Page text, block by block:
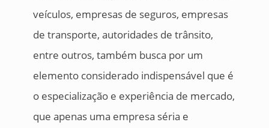
veículos, empresas de seguros, empresas
de transporte, autoridades de trânsito,
entre outros, também busca por um
elemento considerado indispensável que é
o especialização e experiência de mercado,
que apenas uma empresa séria e